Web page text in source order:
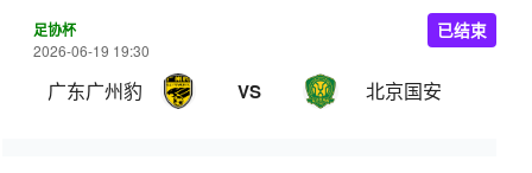
足协杯
2026-06-19 19:30
广东广州豹 VS 北京国安
已结束